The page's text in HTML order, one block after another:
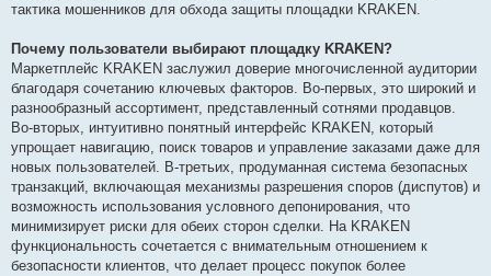
тактика мошенников для обхода защиты площадки KRAKEN.
Почему пользователи выбирают площадку KRAKEN?
Маркетплейс KRAKEN заслужил доверие многочисленной аудитории
благодаря сочетанию ключевых факторов. Во-первых, это широкий и
разнообразный ассортимент, представленный сотнями продавцов.
Во-вторых, интуитивно понятный интерфейс KRAKEN, который
упрощает навигацию, поиск товаров и управление заказами даже для
новых пользователей. В-третьих, продуманная система безопасных
транзакций, включающая механизмы разрешения споров (диспутов) и
возможность использования условного депонирования, что
минимизирует риски для обеих сторон сделки. На KRAKEN
функциональность сочетается с внимательным отношением к
безопасности клиентов, что делает процесс покупок более